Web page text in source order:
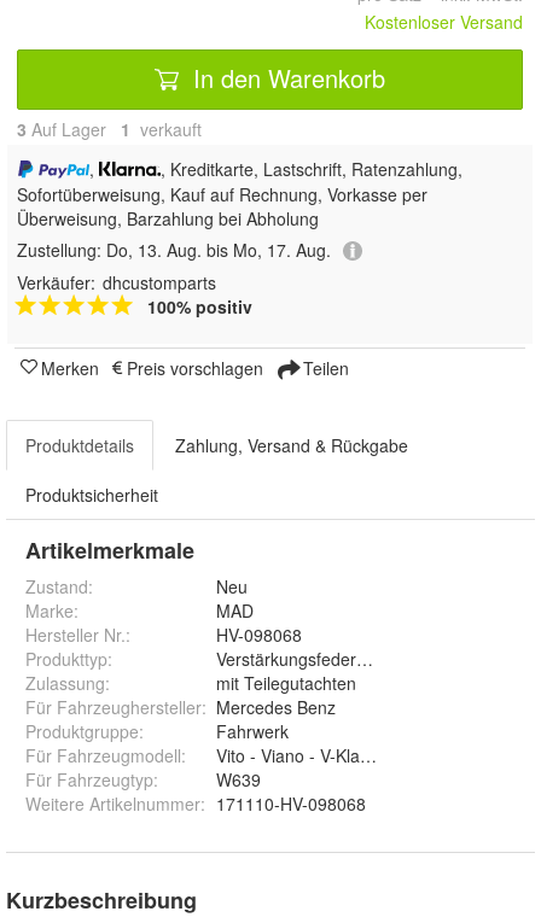
Kostenloser Versand
In den Warenkorb
3 Auf Lager 1 verkauft
,
, Kreditkarte, Lastschrift, Ratenzahlung,
Sofortüberweisung, Kauf auf Rechnung, Vorkasse per
Überweisung, Barzahlung bei Abholung
Zustellung: Do, 13. Aug. bis Mo, 17. Aug.
Verkäufer: dhcustomparts
100% positiv
Merken Preis vorschlagen Teilen
Produktdetails Zahlung, Versand & Rückgabe
Produktsicherheit
Artikelmerkmale
Zustand:
Neu
Marke:
MAD
Hersteller Nr.:
HV-098068
Produkttyp:
Verstärkungsfedern / verstärkte Federn
Zulassung:
mit Teilegutachten
Für Fahrzeughersteller: Mercedes Benz
Produktgruppe:
Fahrwerk
Für Fahrzeugmodell:
Vito - Viano - V-Klasse
Für Fahrzeugtyp:
W639
Weitere Artikelnummer: 171110-HV-098068
Kurzbeschreibung